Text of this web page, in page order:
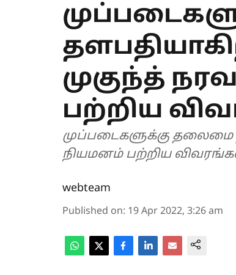
முகுந்த்
பற்றிய
முப்படைகளுக்கு தலைமை
நியமனம் பற்றிய
webteam
Published on: 19 Apr 2022, 3:26 am